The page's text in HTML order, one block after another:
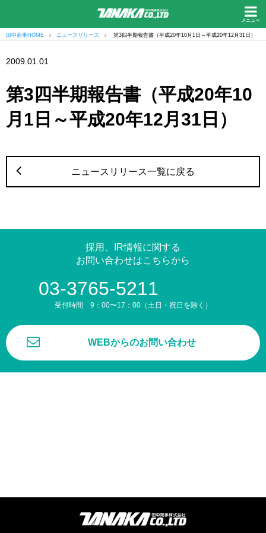
メニュー
田中商事HOME ニュースリリース 第3四半期報告書（平成20年10月1日～平成20年12月31日）
2009.01.01
第3四半期報告書（平成20年10
月1日～平成20年12月31日）
ニュースリリース一覧に戻る
採用、IR情報に関する
お問い合わせはこちらから
03-3765-5211
受付時間 9：00〜17：00（土日・祝日を除く）
WEBからのお問い合わせ